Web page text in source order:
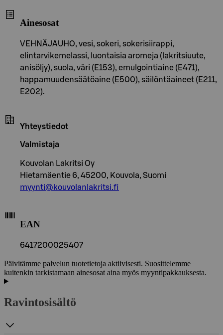
Ainesosat
VEHNÄJAUHO, vesi, sokeri, sokerisiirappi,
elintarvikemelassi, luontaisia aromeja (lakritsiuute,
anisöljy), suola, väri (E153), emulgointiaine (E471),
happamuudensäätöaine (E500), säilöntäaineet (E211,
E202).
Yhteystiedot
Valmistaja
Kouvolan Lakritsi Oy
Hietamäentie 6, 45200, Kouvola, Suomi
myynti@kouvolanlakritsi.fi
EAN
6417200025407
Päivitämme palvelun tuotetietoja aktiivisesti. Suosittelemme
kuitenkin tarkistamaan ainesosat aina myös myyntipakkauksesta.
Ravintosisältö